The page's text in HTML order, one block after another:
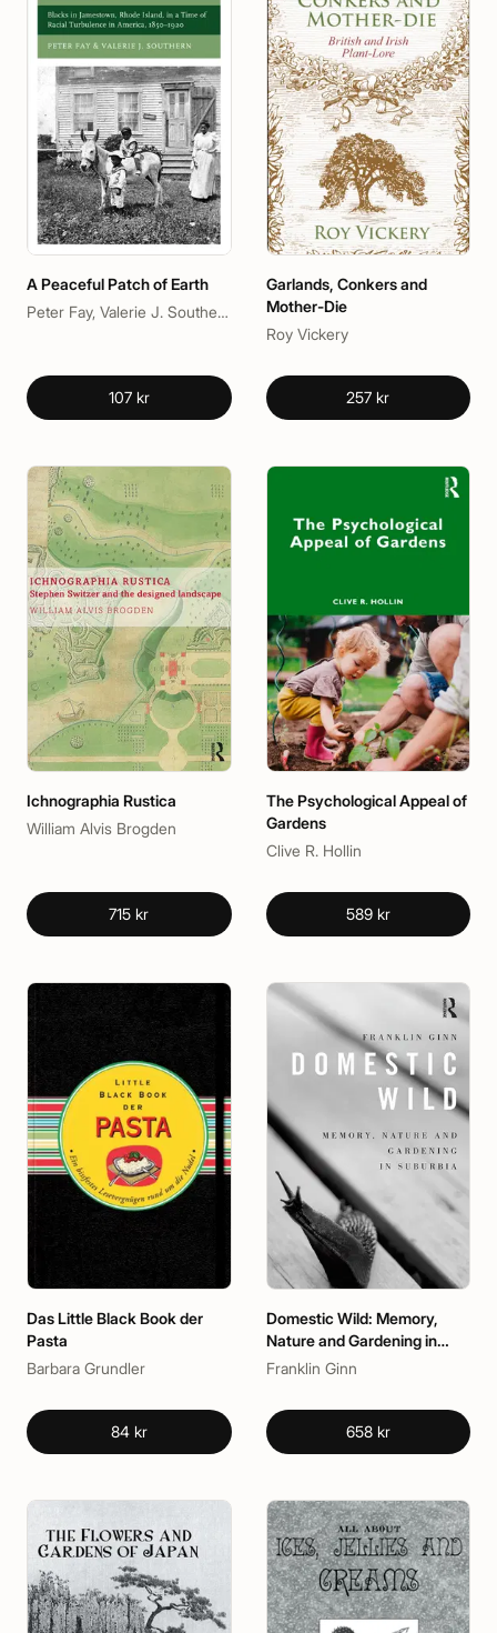
A Peaceful Patch of Earth
Peter Fay, Valerie J. Southern
107 kr
Garlands, Conkers and
Mother-Die
Roy Vickery
257 kr
Ichnographia Rustica
William Alvis Brogden
715 kr
The Psychological Appeal of
Gardens
Clive R. Hollin
589 kr
Das Little Black Book der
Pasta
Barbara Grundler
84 kr
Domestic Wild: Memory,
Nature and Gardening in
Suburbia
Franklin Ginn
658 kr